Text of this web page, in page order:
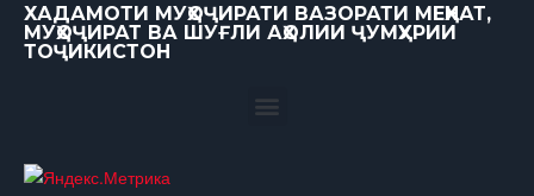
ХАДАМОТИ МУҲОҶИРАТИ ВАЗОРАТИ МЕҲНАТ,
МУҲОҶИРАТ ВА ШУҒЛИ АҲОЛИИ ҶУМҲУРИИ
ТОҶИКИСТОН